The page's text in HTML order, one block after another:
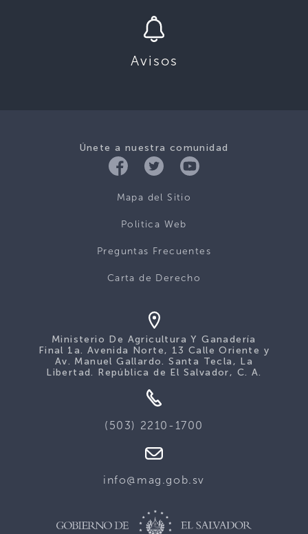
Avisos
Únete a nuestra comunidad
Mapa del Sitio
Politica Web
Preguntas Frecuentes
Carta de Derecho
Ministerio De Agricultura Y Ganadería
Final 1a. Avenida Norte, 13 Calle Oriente y
Av. Manuel Gallardo. Santa Tecla, La
Libertad. República de El Salvador, C. A.
(503) 2210-1700
info@mag.gob.sv